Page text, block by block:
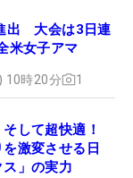
出 大会は3日連
米女子アマ
10時20分 1
して超快適！
激変させる日
」の実力